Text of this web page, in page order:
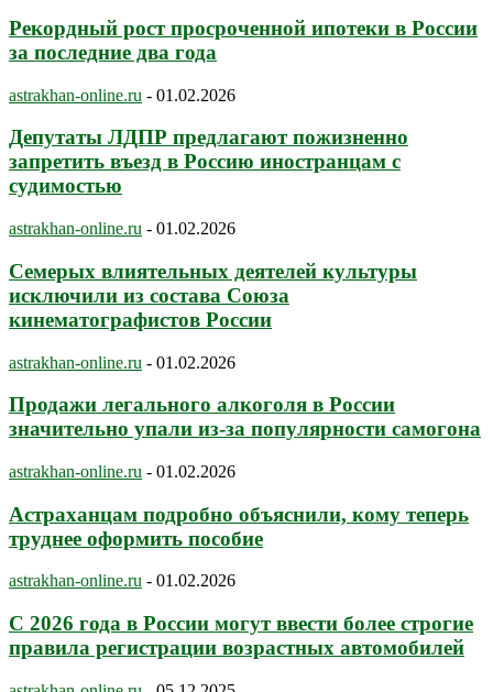
Рекордный рост просроченной ипотеки в России
за последние два года
astrakhan-online.ru - 01.02.2026
Депутаты ЛДПР предлагают пожизненно
запретить въезд в Россию иностранцам с
судимостью
astrakhan-online.ru - 01.02.2026
Семерых влиятельных деятелей культуры
исключили из состава Союза
кинематографистов России
astrakhan-online.ru - 01.02.2026
Продажи легального алкоголя в России
значительно упали из-за популярности самогона
astrakhan-online.ru - 01.02.2026
Астраханцам подробно объяснили, кому теперь
труднее оформить пособие
astrakhan-online.ru - 01.02.2026
С 2026 года в России могут ввести более строгие
правила регистрации возрастных автомобилей